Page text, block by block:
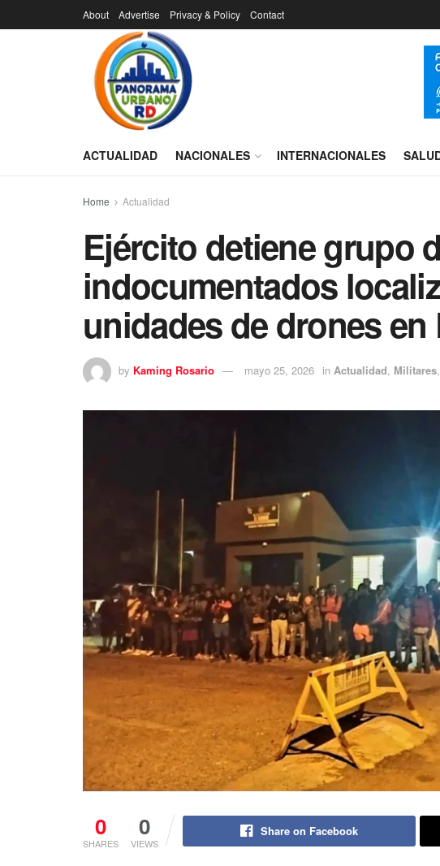
About Advertise Privacy & Policy Contact
ACTUALIDAD NACIONALES INTERNACIONALES
Home Actualidad
Ejército detiene grupo
indocumentados
unidades de drones en
by Kaming Rosario mayo 25, 2026 in Actualidad, Militares,
0
SHARES
0
VIEWS
Share on Facebook